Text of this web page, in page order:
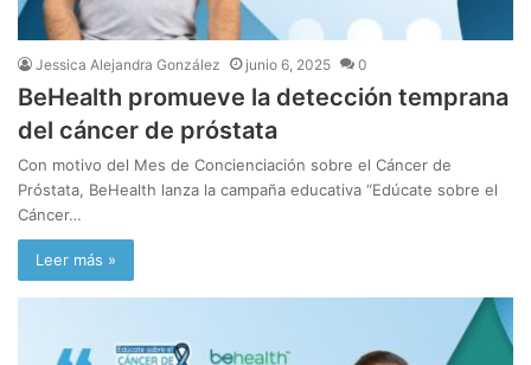
Jessica Alejandra González junio 6, 2025 0
BeHealth promueve la detección temprana
del cáncer de próstata
Con motivo del Mes de Concienciación sobre el Cáncer de
Próstata, BeHealth lanza la campaña educativa “Edúcate sobre el
Cáncer…
Leer más »